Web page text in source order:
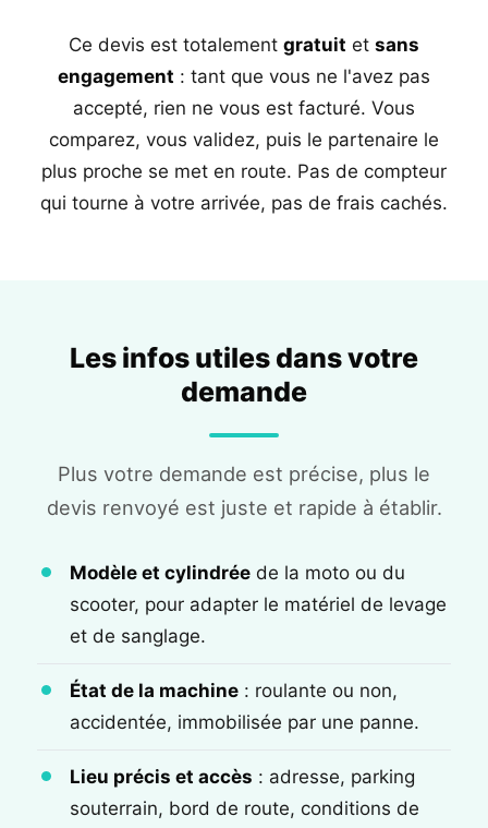
Ce devis est totalement gratuit et sans
engagement : tant que vous ne l'avez pas
accepté, rien ne vous est facturé. Vous
comparez, vous validez, puis le partenaire le
plus proche se met en route. Pas de compteur
qui tourne à votre arrivée, pas de frais cachés.
Les infos utiles dans votre
demande
Plus votre demande est précise, plus le
devis renvoyé est juste et rapide à établir.
Modèle et cylindrée de la moto ou du
scooter, pour adapter le matériel de levage
et de sanglage.
État de la machine : roulante ou non,
accidentée, immobilisée par une panne.
Lieu précis et accès : adresse, parking
souterrain, bord de route, conditions de